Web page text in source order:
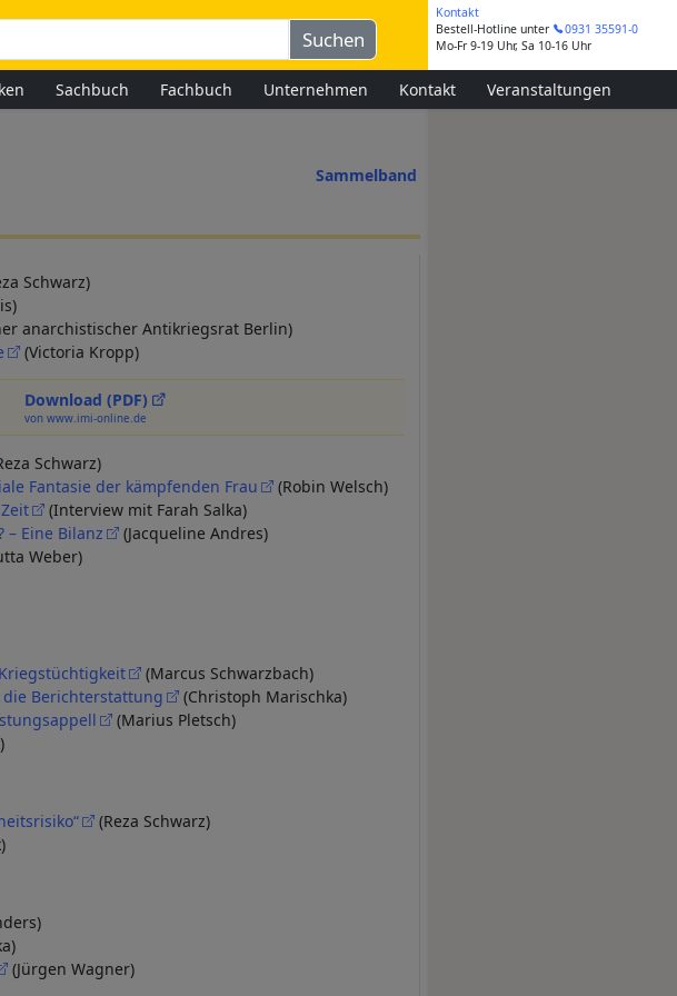
Kontakt
Bestell-Hotline unter
0931 35591-0
Mo-Fr 9-19 Uhr, Sa 10-16 Uhr
Sachbuch Fachbuch Unternehmen Kontakt Veranstaltungen
Sammelband
Schwarz)
anarchistischer Antikriegsrat Berlin)
(Victoria Kropp)
Download (PDF)
von www.imi-online.de
Schwarz)
Fantasie der kämpfenden Frau
(Robin Welsch)
(Interview mit Farah Salka)
– Eine Bilanz
(Jacqueline Andres)
Weber)
(Marcus Schwarzbach)
Berichterstattung
(Christoph Marischka)
(Marius Pletsch)
(Reza Schwarz)
(Jürgen Wagner)